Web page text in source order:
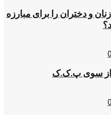
و دختران را برای مبارزه
از سوی پ.ک.ک